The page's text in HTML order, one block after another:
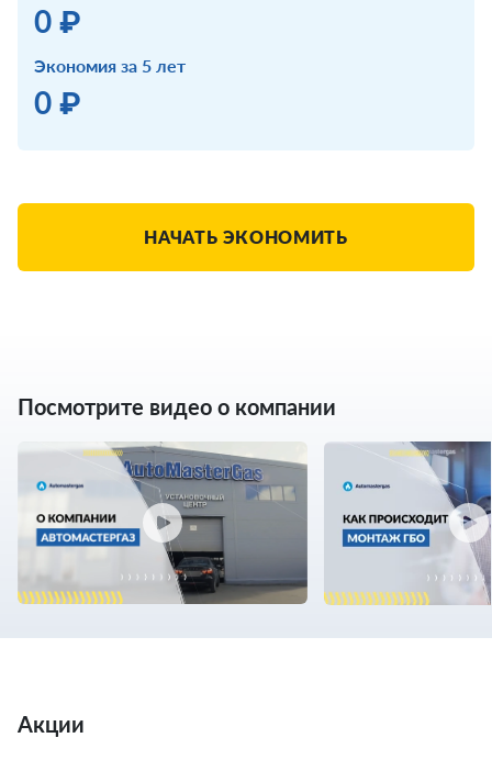
0 ₽
Экономия за 5 лет
0 ₽
НАЧАТЬ ЭКОНОМИТЬ
Посмотрите видео о компании
Акции